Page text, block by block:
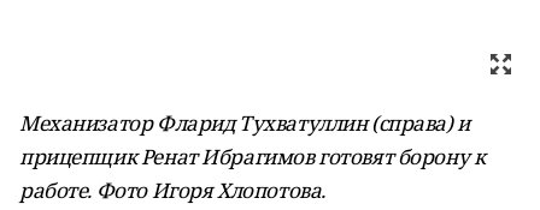
Механизатор Фларид Тухватуллин (справа) и
прицепщик Ренат Ибрагимов готовят борону к
работе. Фото Игоря Хлопотова.